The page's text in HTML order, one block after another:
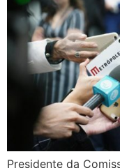
Presidente da